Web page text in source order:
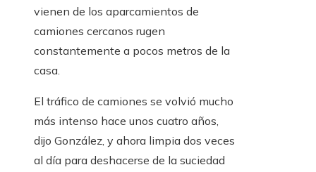
vienen de los aparcamientos de
camiones cercanos rugen
constantemente a pocos metros de la
casa.
El tráfico de camiones se volvió mucho
más intenso hace unos cuatro años,
dijo González, y ahora limpia dos veces
al día para deshacerse de la suciedad